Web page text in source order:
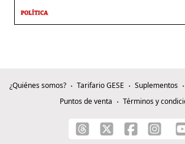
POLÍTICA
¿Quiénes somos? Tarifario GESE Suplementos
Puntos de venta
Términos y